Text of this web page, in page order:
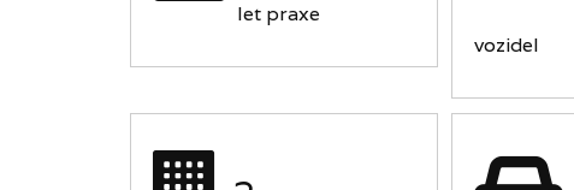
let praxe
vozidel